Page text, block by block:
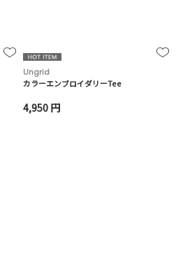
Ungrid
カラーエンブロイダリーTee
4,950 円